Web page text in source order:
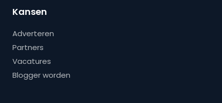
Kansen
Adverteren
Partners
Vacatures
Blogger worden